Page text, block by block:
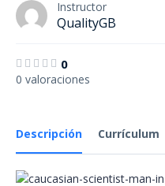
Instructor
QualityGB
0
0 valoraciones
Descripción Currículum